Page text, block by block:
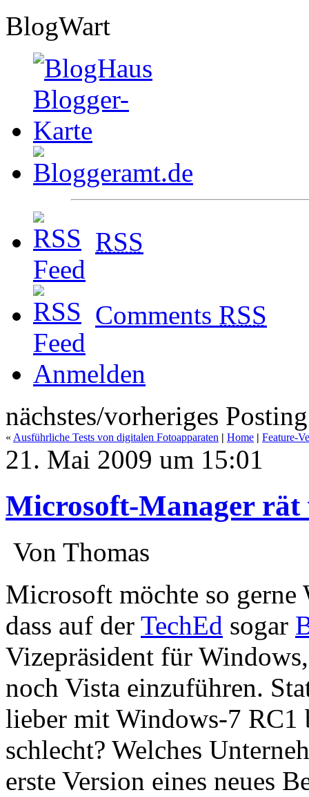
BlogWart
RSS
Comments RSS
Anmelden
nächstes/vorheriges Posting
« Ausführliche Tests von digitalen Fotoapparaten | Home | Feature-
21. Mai 2009 um 15:01
Microsoft-Manager
Von Thomas
Microsoft möchte so
dass auf der TechEd sogar
Vizepräsident für
noch Vista einzuführen.
lieber mit Windows-7 RC1
schlecht? Welches
erste Version eines neues